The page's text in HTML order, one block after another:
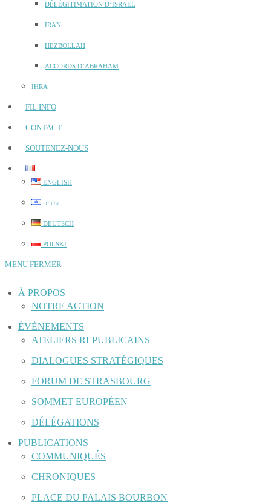
DÉLÉGITIMATION D’ISRAËL
IRAN
HEZBOLLAH
ACCORDS D’ABRAHAM
IHRA
FIL INFO
CONTACT
SOUTENEZ-NOUS
ENGLISH
עברית
DEUTSCH
POLSKI
MENU FERMER
À PROPOS
NOTRE ACTION
ÉVÈNEMENTS
ATELIERS REPUBLICAINS
DIALOGUES STRATÉGIQUES
FORUM DE STRASBOURG
SOMMET EUROPÉEN
DÉLÉGATIONS
PUBLICATIONS
COMMUNIQUÉS
CHRONIQUES
PLACE DU PALAIS BOURBON